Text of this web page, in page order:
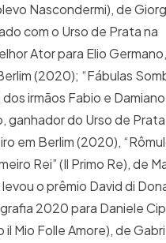
Nascondermi), de
com o Urso de Prata na
Ator para Elio
(2020); “Fábulas
irmãos Fabio e Damiano
ganhador do Urso de
em Berlim (2020),
Rei” (Il Primo Re), de
o prêmio David di
2020 para Daniele
il Mio Folle Amore), de